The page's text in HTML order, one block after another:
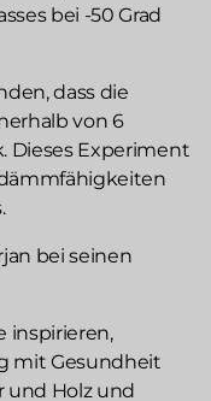
bei -50 Grad
dass die
von 6
Dieses Experiment
bei seinen
inspirieren,
mit Gesundheit
und Holz und